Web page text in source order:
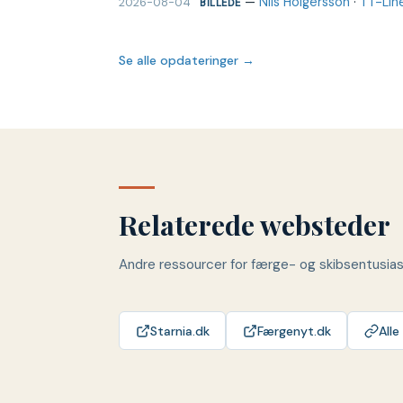
BILLEDE
Se alle opdateringer →
Relaterede websteder
Andre ressourcer for færge- og
Starnia.dk Færgenyt.dk Alle